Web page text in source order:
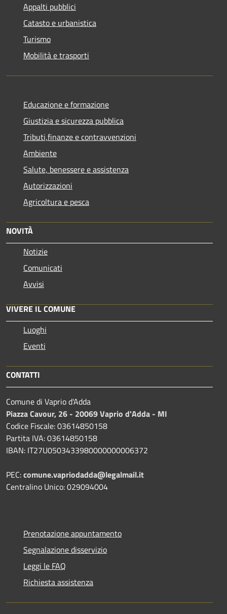
Appalti pubblici
Catasto e urbanistica
Turismo
Mobilità e trasporti
Educazione e formazione
Giustizia e sicurezza pubblica
Tributi,finanze e contravvenzioni
Ambiente
Salute, benessere e assistenza
Autorizzazioni
Agricoltura e pesca
NOVITÀ
Notizie
Comunicati
Avvisi
VIVERE IL COMUNE
Luoghi
Eventi
CONTATTI
Comune di Vaprio d'Adda
Piazza Cavour, 26 - 20069 Vaprio d'Adda - MI
Codice Fiscale: 03614850158
Partita IVA: 03614850158
IBAN: IT27U0503433980000000006372
PEC:comune.vapriodadda@legalmail.it
Centralino Unico: 029094004
Prenotazione appuntamento
Segnalazione disservizio
Leggi le FAQ
Richiesta assistenza